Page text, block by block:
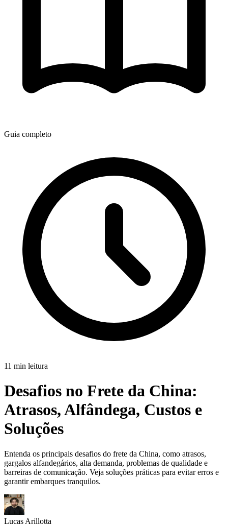
Guia completo
11 min leitura
Desafios no Frete da China:
Atrasos, Alfândega, Custos e
Soluções
Entenda os principais desafios do frete da China, como atrasos,
gargalos alfandegários, alta demanda, problemas de qualidade e
barreiras de comunicação. Veja soluções práticas para evitar erros e
garantir embarques tranquilos.
Lucas Arillotta